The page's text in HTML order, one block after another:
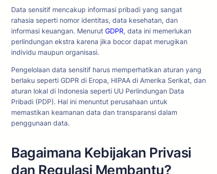
Data sensitif mencakup informasi pribadi yang sangat
rahasia seperti nomor identitas, data kesehatan, dan
informasi keuangan. Menurut GDPR, data ini memerlukan
perlindungan ekstra karena jika bocor dapat merugikan
individu maupun organisasi.
Pengelolaan data sensitif harus memperhatikan aturan yang
berlaku seperti GDPR di Eropa, HIPAA di Amerika Serikat, dan
aturan lokal di Indonesia seperti UU Perlindungan Data
Pribadi (PDP). Hal ini menuntut perusahaan untuk
memastikan keamanan data dan transparansi dalam
penggunaan data.
Bagaimana Kebijakan Privasi
dan Regulasi Membantu?